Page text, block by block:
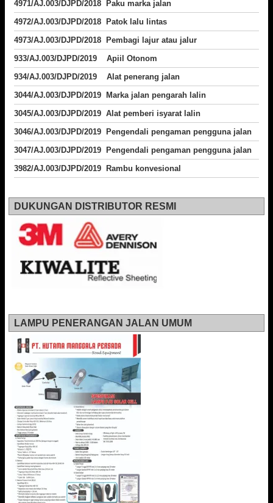
4971/AJ.003/DJPD/2018 Paku marka jalan
4972/AJ.003/DJPD/2018 Patok lalu lintas
4973/AJ.003/DJPD/2018
Pembagi lajur atau jalur
933/AJ.003/DJPD/2019 Apiil Otonom
934/AJ.003/DJPD/2019 Alat penerang jalan
3044/AJ.003/DJPD/2019 Marka jalan pengarah lalin
3045/AJ.003/DJPD/2019 Alat pemberi isyarat lalin
3046/AJ.003/DJPD/2019 Pengendali pengaman pengguna jalan
3047/AJ.003/DJPD/2019 Pengendali pengaman pengguna jalan
3982/AJ.003/DJPD/2019 Rambu konvesional
DUKUNGAN DISTRIBUTOR RESMI
LAMPU PENERANGAN JALAN UMUM